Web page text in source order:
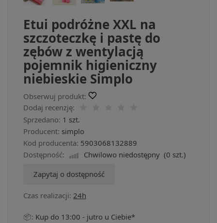
Etui podróżne XXL na
szczoteczkę i pastę do
zębów z wentylacją
pojemnik higieniczny
niebieskie Simplo
Obserwuj produkt:
Dodaj recenzję:
Sprzedano: 1 szt.
Producent: simplo
Kod producenta: 5903068132889
Dostępność:
Chwilowo niedostępny (0 szt.)
Zapytaj o dostępność
Czas realizacji: 24h
📦: Kup do 13:00 - jutro u Ciebie*